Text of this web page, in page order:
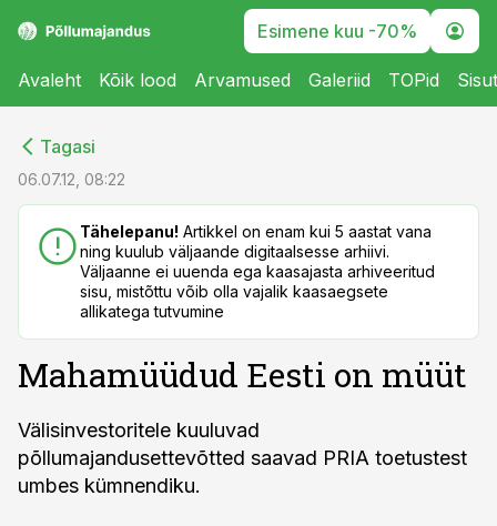
Esimene kuu -70%
Avaleht Kõik lood Arvamused Galeriid TOPid
Tagasi
06.07.12, 08:22
Tähelepanu! Artikkel on enam kui 5 aastat vana
ning kuulub väljaande digitaalsesse arhiivi.
Väljaanne ei uuenda ega kaasajasta arhiveeritud
sisu, mistõttu võib olla vajalik kaasaegsete
allikatega tutvumine
Mahamüüdud Eesti on müüt
Välisinvestoritele kuuluvad
põllumajandusettevõtted saavad PRIA toetustest
umbes kümnendiku.